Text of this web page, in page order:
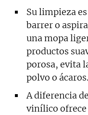
Su limpieza
barrer o
una mopa
productos
porosa, evita
polvo o ácaros.
A diferencia
vinílico ofrece